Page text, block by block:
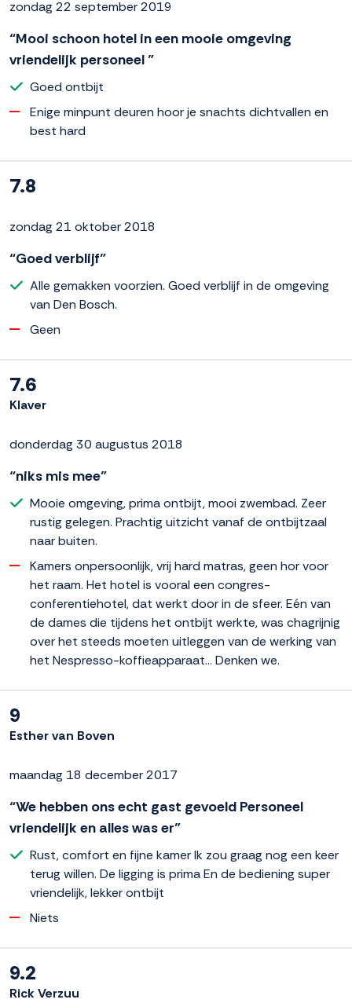
zondag 22 september 2019
“Mooi schoon hotel in een mooie omgeving
vriendelijk personeel ”
Goed ontbijt
Enige minpunt deuren hoor je snachts dichtvallen en
best hard
7.8
zondag 21 oktober 2018
“Goed verblijf”
Alle gemakken voorzien. Goed verblijf in de omgeving
van Den Bosch.
Geen
7.6
Klaver
donderdag 30 augustus 2018
“niks mis mee”
Mooie omgeving, prima ontbijt, mooi zwembad. Zeer
rustig gelegen. Prachtig uitzicht vanaf de ontbijtzaal
naar buiten.
Kamers onpersoonlijk, vrij hard matras, geen hor voor
het raam. Het hotel is vooral een congres-
conferentiehotel, dat werkt door in de sfeer. Eén van
de dames die tijdens het ontbijt werkte, was chagrijnig
over het steeds moeten uitleggen van de werking van
het Nespresso-koffieapparaat... Denken we.
9
Esther van Boven
maandag 18 december 2017
“We hebben ons echt gast gevoeld Personeel
vriendelijk en alles was er”
Rust, comfort en fijne kamer Ik zou graag nog een keer
terug willen. De ligging is prima En de bediening super
vriendelijk, lekker ontbijt
Niets
9.2
Rick Verzuu